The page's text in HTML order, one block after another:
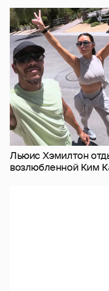
Льюис Хэмилтон
возлюбленной Ким